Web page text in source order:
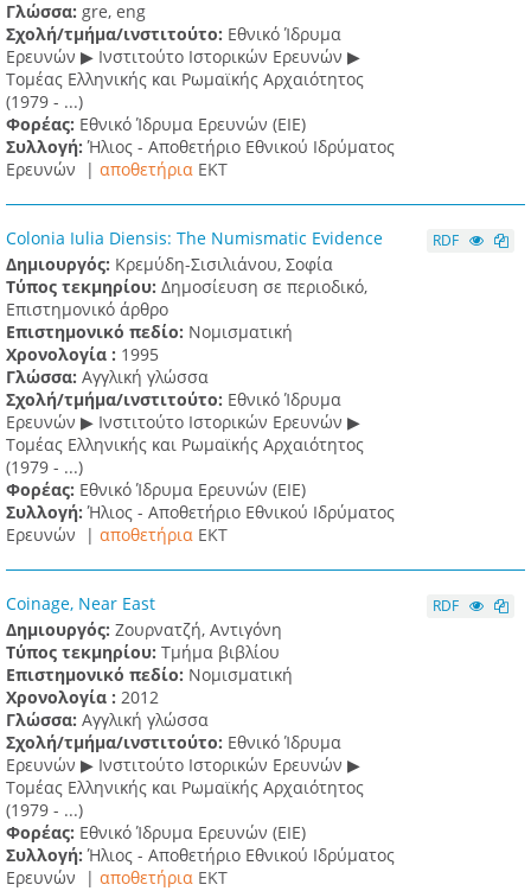
Γλώσσα: gre, eng
Σχολή/τμήμα/ινστιτούτο: Εθνικό Ίδρυμα
Ερευνών ▶ Ινστιτούτο Ιστορικών Ερευνών ▶
Τομέας Ελληνικής και Ρωμαϊκής Αρχαιότητος
(1979 - ...)
Φορέας: Εθνικό Ίδρυμα Ερευνών (ΕΙΕ)
Συλλογή:Ήλιος - Αποθετήριο Εθνικού Ιδρύματος
Ερευνών | αποθετήρια EKT
Colonia Ιulia Diensis: The Numismatic Evidence
Δημιουργός: Κρεμύδη-Σισιλιάνου, Σοφία
Τύπος τεκμηρίου: Δημοσίευση σε περιοδικό,
Επιστημονικό άρθρο
Επιστημονικό πεδίο: Νομισματική
Χρονολογία : 1995
Γλώσσα: Αγγλική γλώσσα
Σχολή/τμήμα/ινστιτούτο: Εθνικό Ίδρυμα
Ερευνών ▶ Ινστιτούτο Ιστορικών Ερευνών ▶
Τομέας Ελληνικής και Ρωμαϊκής Αρχαιότητος
(1979 - ...)
Φορέας: Εθνικό Ίδρυμα Ερευνών (ΕΙΕ)
Συλλογή:Ήλιος - Αποθετήριο Εθνικού Ιδρύματος
Ερευνών | αποθετήρια EKT
RDF
Coinage, Near East
Δημιουργός: Ζουρνατζή, Αντιγόνη
Τύπος τεκμηρίου: Τμήμα βιβλίου
Επιστημονικό πεδίο: Νομισματική
Χρονολογία : 2012
Γλώσσα: Αγγλική γλώσσα
Σχολή/τμήμα/ινστιτούτο: Εθνικό Ίδρυμα
Ερευνών ▶ Ινστιτούτο Ιστορικών Ερευνών ▶
Τομέας Ελληνικής και Ρωμαϊκής Αρχαιότητος
(1979 - ...)
Φορέας: Εθνικό Ίδρυμα Ερευνών (ΕΙΕ)
Συλλογή:Ήλιος - Αποθετήριο Εθνικού Ιδρύματος
Ερευνών | αποθετήρια EKT
RDF